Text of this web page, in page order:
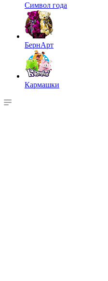
Символ года
БернАрт
Кармашки